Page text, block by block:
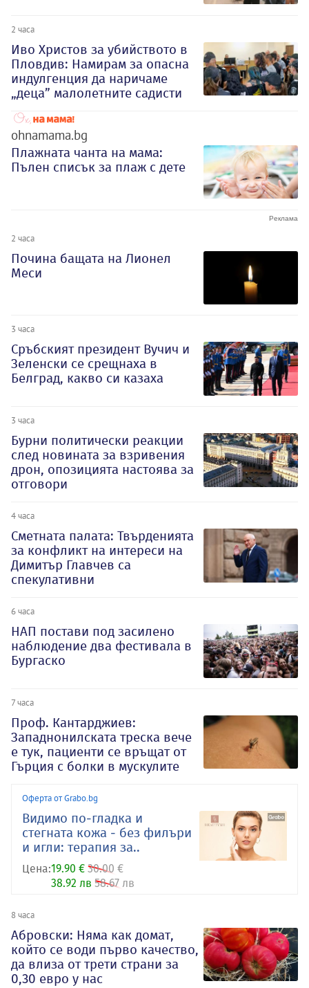
2 часа
Иво Христов за убийството в
Пловдив: Намирам за опасна
индулгенция да наричаме
„деца” малолетните садисти
ohnamama.bg
Плажната чанта на мама:
Пълен списък за плаж с дете
2 часа
Почина бащата на Лионел
Меси
3 часа
Сръбският президент Вучич и
Зеленски се срещнаха в
Белград, какво си казаха
3 часа
Бурни политически реакции
след новината за взривения
дрон, опозицията настоява за
отговори
4 часа
Сметната палата: Твърденията
за конфликт на интереси на
Димитър Главчев са
спекулативни
6 часа
НАП постави под засилено
наблюдение два фестивала в
Бургаско
7 часа
Проф. Кантарджиев:
Западнонилската треска вече
е тук, пациенти се връщат от
Гърция с болки в мускулите
Оферта от Grabo.bg
Видимо по-гладка и
стегната кожа - без филъри
и игли: терапия за..
Цена:19.90 € 30.00 €
38.92 лв 58.67 лв
8 часа
Абровски: Няма как домат,
който се води първо качество,
да влиза от трети страни за
0,30 евро у нас